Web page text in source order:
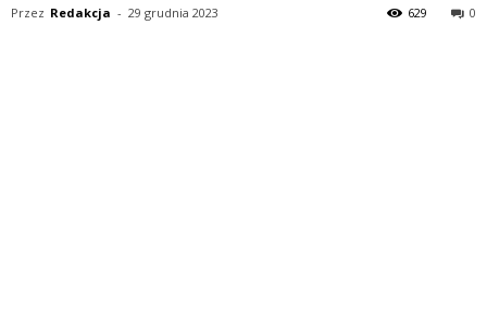
Przez Redakcja - 29 grudnia 2023 0
629